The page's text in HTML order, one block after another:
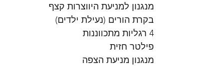
מנגנון למניעת היווצרות קצף
בקרת הורים (נעילת ילדים)
4 רגליות מתכווננות
פילטר חזית
מנגנון מניעת הצפה